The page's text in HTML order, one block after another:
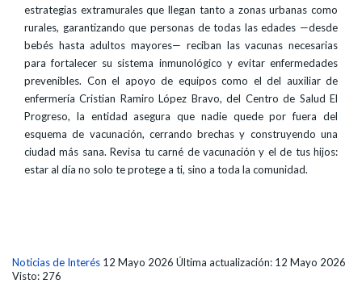
estrategias extramurales que llegan tanto a zonas urbanas como
rurales, garantizando que personas de todas las edades —desde
bebés hasta adultos mayores— reciban las vacunas necesarias
para fortalecer su sistema inmunológico y evitar enfermedades
prevenibles. Con el apoyo de equipos como el del auxiliar de
enfermería Cristian Ramiro López Bravo, del Centro de Salud El
Progreso, la entidad asegura que nadie quede por fuera del
esquema de vacunación, cerrando brechas y construyendo una
ciudad más sana. Revisa tu carné de vacunación y el de tus hijos:
estar al día no solo te protege a ti, sino a toda la comunidad.
Noticias de Interés 12 Mayo 2026 Última actualización: 12 Mayo 2026
Visto: 276